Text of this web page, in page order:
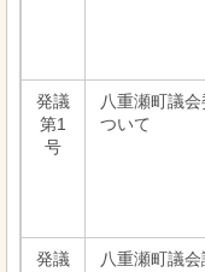
発議
第1
号
八重瀬町議
ついて
発議
八重瀬町議